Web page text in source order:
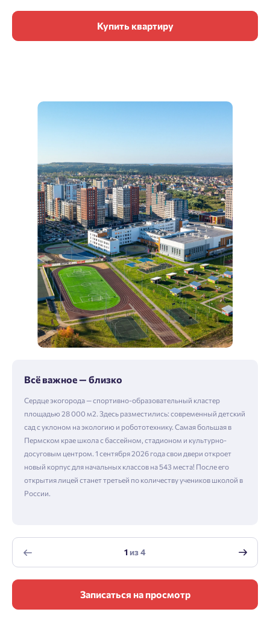
Купить квартиру
Всё важное — близко
Сердце экогорода — спортивно-образовательный кластер
площадью 28 000 м2. Здесь разместились: современный детский
сад с уклоном на экологию и робототехнику. Самая большая в
Пермском крае школа с бассейном, стадионом и культурно-
досуговым центром. 1 сентября 2026 года свои двери откроет
новый корпус для начальных классов на 543 места! После его
открытия лицей станет третьей по количеству учеников школой в
России.
1из4
Записаться на просмотр